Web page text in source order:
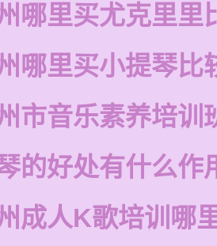
哪里买尤克里里
哪里买小提琴比
市音乐素养培训
的好处有什么作
成人K歌培训哪